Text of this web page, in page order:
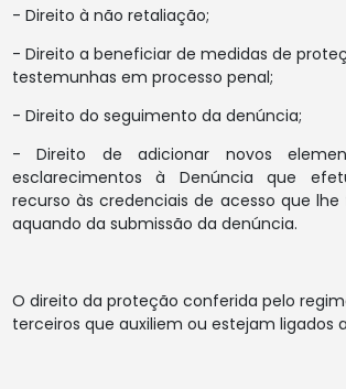
- Direito à não retaliação;
- Direito a beneficiar de medidas de
testemunhas em processo penal;
- Direito do seguimento da denúncia;
- Direito de adicionar novos
esclarecimentos à Denúncia que
recurso às credenciais de acesso que
aquando da submissão da denúncia.
O direito da proteção conferida pelo
terceiros que auxiliem ou estejam ligados